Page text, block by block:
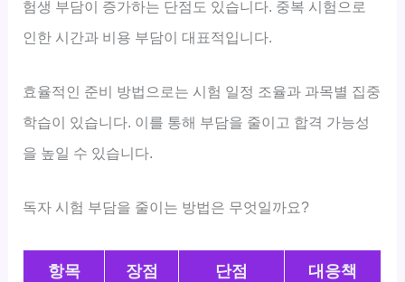
험생 부담이 증가하는 단점도 있습니다. 중복 시험으로
인한 시간과 비용 부담이 대표적입니다.
효율적인 준비 방법으로는 시험 일정 조율과 과목별 집중
학습이 있습니다. 이를 통해 부담을 줄이고 합격 가능성
을 높일 수 있습니다.
독자 시험 부담을 줄이는 방법은 무엇일까요?
항목 장점 단점 대응책